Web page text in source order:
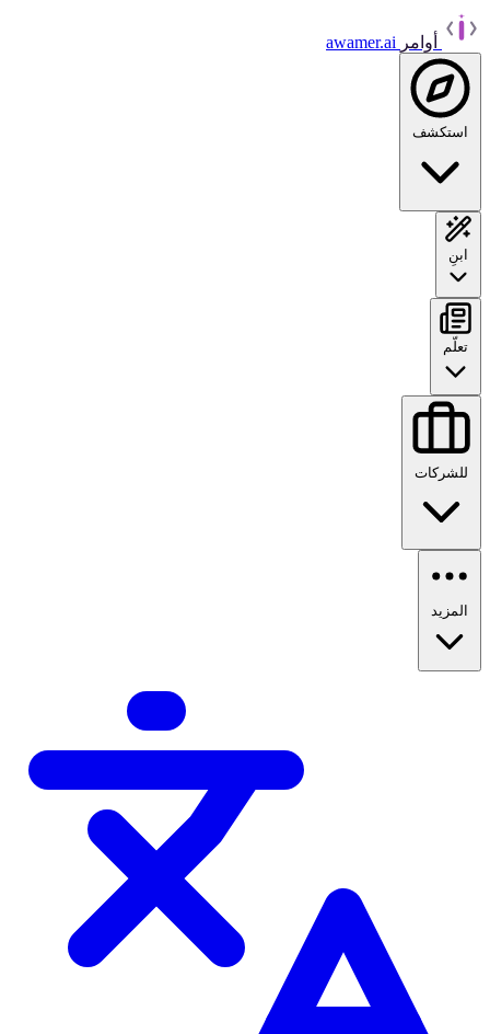
أوامر awamer.ai
استكشف
ابنِ
تعلّم
للشركات
المزيد